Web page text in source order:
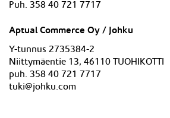
Puh. 358 40 721 7717
Aptual Commerce Oy / Johku
Y-tunnus 2735384-2
Niittymäentie 13, 46110 TUOHIKOTTI
puh. 358 40 721 7717
tuki@johku.com